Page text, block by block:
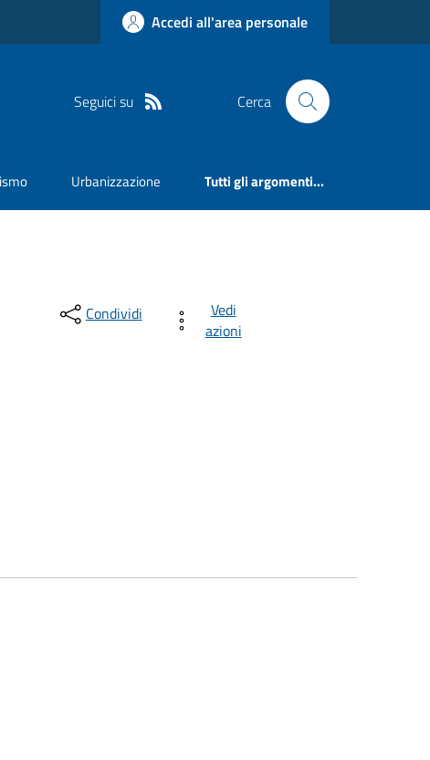
Accedi all'area personale
Seguici su Cerca
Urbanizzazione Tutti gli argomenti...
Condividi
Vedi
azioni